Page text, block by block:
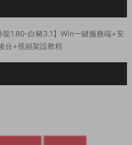
1.80-白豬3.1】Win一鍵服務端+安
台+視頻架設教程